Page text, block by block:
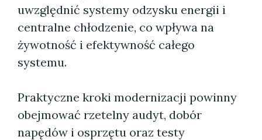
uwzględnić systemy odzysku energii i
centralne chłodzenie, co wpływa na
żywotność i efektywność całego
systemu.
Praktyczne kroki modernizacji powinny
obejmować rzetelny audyt, dobór
napędów i osprzętu oraz testy